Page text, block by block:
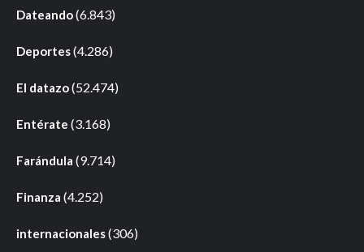
Dateando(6.843)
Deportes(4.286)
El datazo(52.474)
Entérate (3.168)
Farándula (9.714)
Finanza (4.252)
internacionales(306)